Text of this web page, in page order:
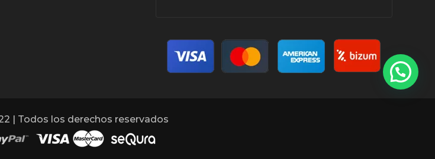
| Todos los derechos reservados